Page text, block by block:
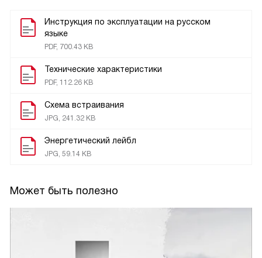
Инструкция по эксплуатации на русском
языке
PDF, 700.43 KB
Технические характеристики
PDF, 112.26 KB
Схема встраивания
JPG, 241.32 KB
Энергетический лейбл
JPG, 59.14 KB
Может быть полезно